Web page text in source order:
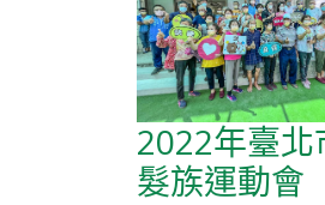
2022年臺北
髮族運動會